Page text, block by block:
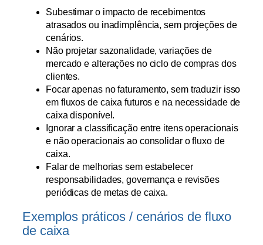
Subestimar o impacto de recebimentos
atrasados ou inadimplência, sem projeções de
cenários.
Não projetar sazonalidade, variações de
mercado e alterações no ciclo de compras dos
clientes.
Focar apenas no faturamento, sem traduzir isso
em fluxos de caixa futuros e na necessidade de
caixa disponível.
Ignorar a classificação entre itens operacionais
e não operacionais ao consolidar o fluxo de
caixa.
Falar de melhorias sem estabelecer
responsabilidades, governança e revisões
periódicas de metas de caixa.
Exemplos práticos / cenários de fluxo
de caixa